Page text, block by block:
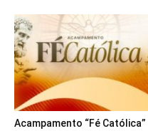
Acampamento “Fé Católica”